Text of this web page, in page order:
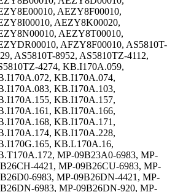
AEZY8F00010,
AEZY8K00020,
AEZY8T00010,
AFZY8F00010, AS5810T-
AS5810T-8952, AS5810TZ-4112,
4274, KB.I170A.059,
KB.I170A.074,
KB.I170A.103,
KB.I170A.157,
KB.I170A.166,
KB.I170A.171,
KB.I170A.228,
KB.L170A.16,
MP-09B23A0-6983, MP-
4421, MP-09B26CU-6983, MP-
6983, MP-09B26DN-4421, MP-
6983, MP-09B26DN-920, MP-